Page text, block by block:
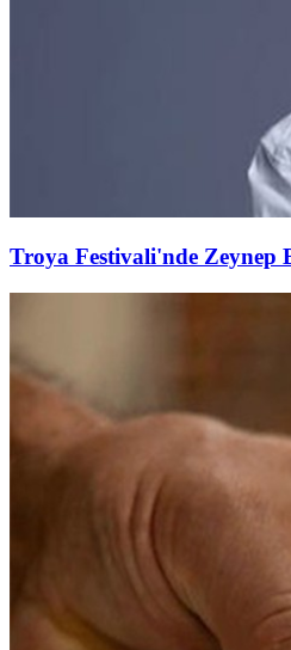
Troya Festivali'nde Zeynep